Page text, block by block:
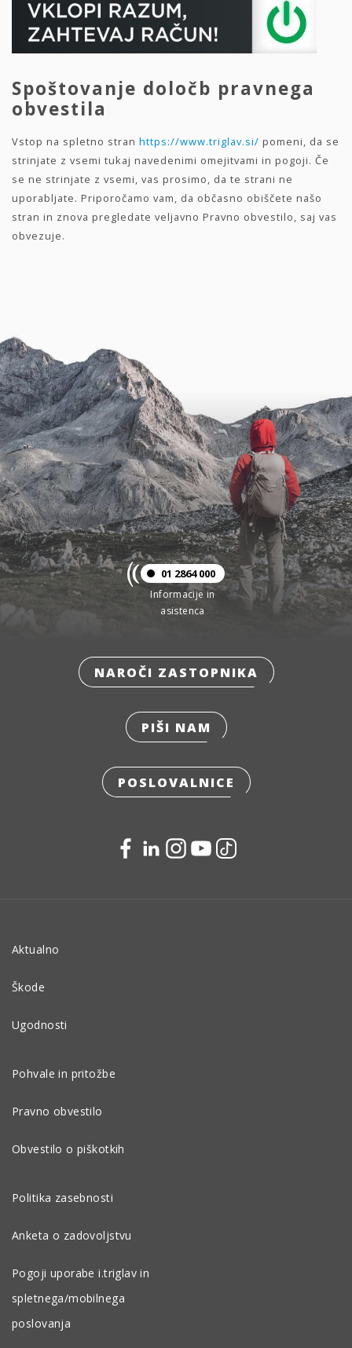
Spoštovanje določb pravnega
obvestila
Vstop na spletno stran https://www.triglav.si/ pomeni, da se
strinjate z vsemi tukaj navedenimi omejitvami in pogoji. Če
se ne strinjate z vsemi, vas prosimo, da te strani ne
uporabljate. Priporočamo vam, da občasno obiščete našo
stran in znova pregledate veljavno Pravno obvestilo, saj vas
obvezuje.
01 2864 000
Informacije in
asistenca
NAROČI ZASTOPNIKA
PIŠI NAM
POSLOVALNICE
Aktualno
Škode
Ugodnosti
Pohvale in pritožbe
Pravno obvestilo
Obvestilo o piškotkih
Politika zasebnosti
Anketa o zadovoljstvu
Pogoji uporabe i.triglav in
spletnega/mobilnega
poslovanja